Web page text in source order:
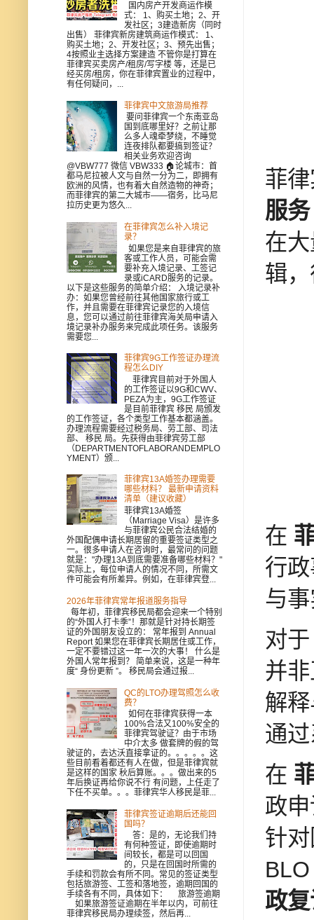
菲
服务
在
辑
在
行
与
对
并
解
通
在
政
针
政
国内房产开发商运作模
式： 1、购买土地；2、开
发社区；3建造新房（同时
出售） 菲律宾新房建筑商运作模式： 1、
购买土地；2、开发社区；3、预先出售；
4按照业主选择方案建造 不管你是打算在
菲律宾买卖房产/租房/写字楼 等，还是已
经买房/租房，你在菲律宾置业的过程中，
有任何疑问，...
菲律宾中文旅游局推荐
要问菲律宾一个东南亚岛
国到底哪里好？之前让那
么多人魂牵梦绕，不睡觉
连夜排队都要搞到签证？
相关业务欢迎咨询
@VBW777 微信 VBW333 🏠论城市：首
都马尼拉被人文与自然一分为二，即拥有
欧洲的风情，也有着大自然造物的神奇；
而菲律宾的第二大城市——宿务，比马尼
拉历史更为悠久...
在菲律宾怎么补入境记
录？
如果您是来自菲律宾的旅
客或工作人员，可能会需
要补充入境记录、工签记
录或iCARD服务的记录。
以下是这些服务的简单介绍： 入境记录补
办：如果您曾经前往其他国家旅行或工
作，并且需要在菲律宾记录您的入境信
息，您可以通过前往菲律宾海关局申请入
境记录补办服务来完成此项任务。该服务
需要您...
菲律宾9G工作签证办理流
程怎么DIY
菲律宾目前对于外国人
的工作签证以9G和CWV、
PEZA为主，9G工作签证
是目前菲律宾 移民 局颁发
的工作签证，各个类型工作基本都涵盖。
办理流程需要经过税务局、劳工部、司法
部、 移民 局。先获得由菲律宾劳工部
（DEPARTMENTOFLABORANDEMPLO
YMENT）颁...
菲律宾13A婚签办理需要
哪些材料？ 最新申请资料
清单（建议收藏）
菲律宾13A婚签
（Marriage Visa）是许多
与菲律宾公民合法结婚的
外国配偶申请长期居留的重要签证类型之
一。很多申请人在咨询时，最常问的问题
就是："办理13A到底需要准备哪些材料？"
实际上，每位申请人的情况不同，所需文
件可能会有所差异。例如，在菲律宾登...
2026年菲律宾常年报道服务指导
每年初，菲律宾移民局都会迎来一个特别
的“外国人打卡季”！那就是针对持长期签
证的外国朋友设立的： 常年报到 Annual
Report 如果您在菲律宾长期居住或工作，
一定不要错过这一年一次的大事！ 什么是
外国人常年报到？ 简单来说，这是一种年
度“ 身份更新 ”。 移民局会通过报...
QC的LTO办理驾照怎么收
费？
如何在菲律宾获得一本
100%合法又100%安全的
菲律宾驾驶证？由于市场
中介太多 做套牌的假的驾
驶证的，去达沃直接拿证的。。。。。这
些目前看着都还有人在做，但是菲律宾就
是这样的国家 秋后算账。。。做出来的5
年后换证再给你说不行 有问题，上任走了
下任不买单。。。菲律宾华人移民是菲...
菲律宾签证逾期后还能回
国吗？
答：是的，无论我们持
有何种签证，即使逾期时
间较长，都是可以回国
的，只是在回国时所需的
手续和罚款会有所不同。常见的签证类型
包括旅游签、工签和落地签，逾期回国的
手续各有不同，具体如下： 旅游签逾期
如果旅游签证逾期在半年以内，可前往
菲律宾移民局办理续签，然后再...